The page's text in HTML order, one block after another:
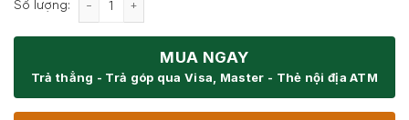
Số lượng:
MUA NGAY
Trả thẳng - Trả góp qua Visa, Master - Thẻ nội địa ATM